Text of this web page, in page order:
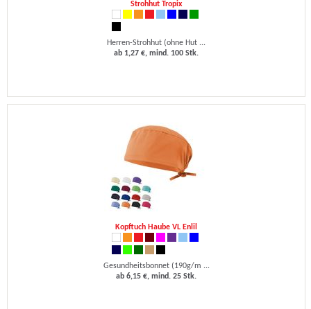
Strohhut Tropix
Herren-Strohhut (ohne Hut ...
ab 1,27 €, mind. 100 Stk.
Kopftuch Haube VL Enlil
Gesundheitsbonnet (190g/m ...
ab 6,15 €, mind. 25 Stk.